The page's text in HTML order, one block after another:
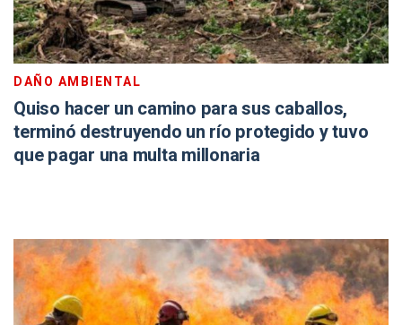
DAÑO AMBIENTAL
Quiso hacer un camino para sus caballos,
terminó destruyendo un río protegido y tuvo
que pagar una multa millonaria